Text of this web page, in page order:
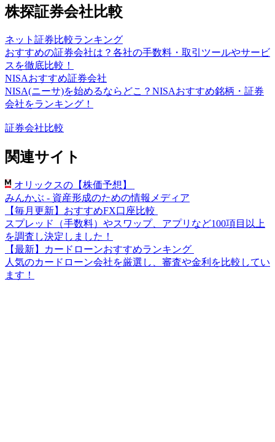
株探証券会社比較
ネット証券比較ランキング
おすすめの証券会社は？各社の手数料・取引ツールやサービ
スを徹底比較！
NISAおすすめ証券会社
NISA(ニーサ)を始めるならどこ？NISAおすすめ銘柄・証券
会社をランキング！
証券会社比較
関連サイト
オリックスの【株価予想】
みんかぶ - 資産形成のための情報メディア
【毎月更新】おすすめFX口座比較
スプレッド（手数料）やスワップ、アプリなど100項目以上
を調査し決定しました！
【最新】カードローンおすすめランキング
人気のカードローン会社を厳選し、審査や金利を比較してい
ます！